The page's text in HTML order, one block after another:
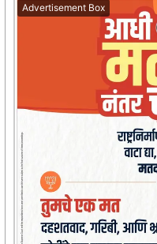
Advertisement Box